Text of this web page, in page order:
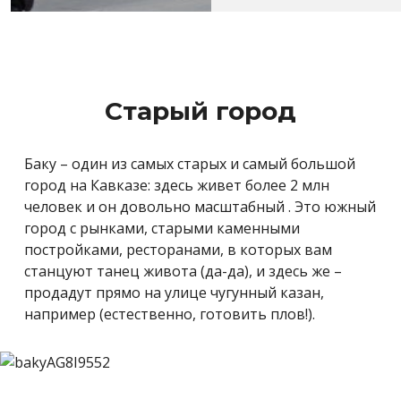
Старый город
Баку – один из самых старых и самый большой
город на Кавказе: здесь живет более 2 млн
человек и он довольно масштабный . Это южный
город с рынками, старыми каменными
постройками, ресторанами, в которых вам
станцуют танец живота (да-да), и здесь же –
продадут прямо на улице чугунный казан,
например (естественно, готовить плов!).